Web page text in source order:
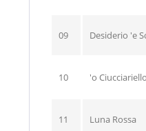
09 Desiderio 'e
10 'o Ciucciariello
11 Luna Rossa